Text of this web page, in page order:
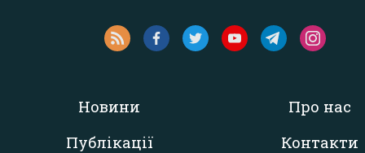
Новини
Публікації
Про нас
Контакти